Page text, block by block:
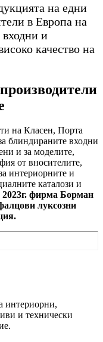
на едни
в Европа на
и
качество на
на Класен, Порта
блиндираните входни
и за моделите,
от вносителите,
интериорните и
каталози и
фирма Борман
луксозни
интериорни,
и технически